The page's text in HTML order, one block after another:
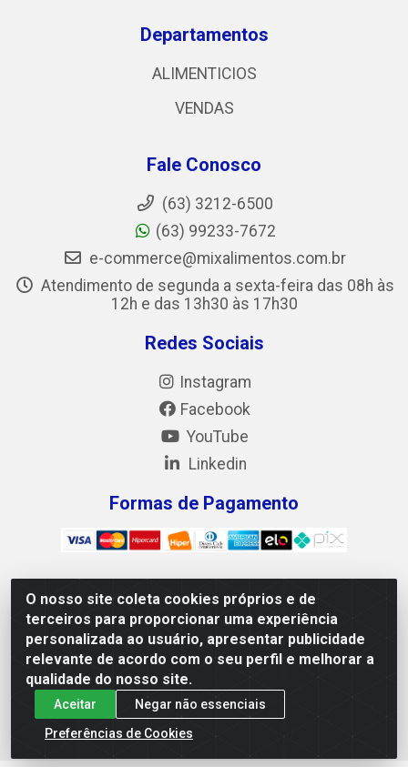
O nosso site coleta cookies próprios e de
terceiros para proporcionar uma experiência
personalizada ao usuário, apresentar publicidade
relevante de acordo com o seu perfil e melhorar a
qualidade do nosso site.
Aceitar
Negar não essenciais
Preferências de Cookies
Departamentos
ALIMENTICIOS
VENDAS
Fale Conosco
(63) 3212-6500
(63) 99233-7672
e-commerce@mixalimentos.com.br
Atendimento de segunda a sexta-feira das 08h às
12h e das 13h30 às 17h30
Redes Sociais
Instagram
Facebook
YouTube
Linkedin
Formas de Pagamento
Mix Alimentos LTDA - Quadra Asr Ne 55 (412 Norte), Alameda
02, S/N - Plano Diretor Norte, Palmas/TO - CEP 77.006-540 -
CNPJ 05.922.500/0001-02